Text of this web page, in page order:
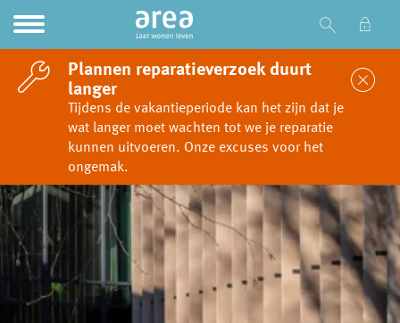
Naar hoofdinhoud
Naar hoofdnavigatiemenu
Naar de homepage
Ga naar Hoofd
Plannen reparatieverzoek duurt
langer
Tijdens de vakantieperiode kan het zijn dat je
wat langer moet wachten tot we je reparatie
kunnen uitvoeren. Onze excuses voor het
ongemak.